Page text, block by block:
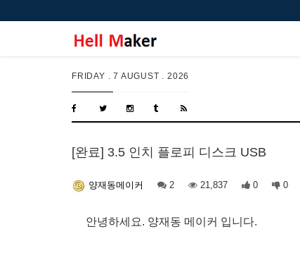
FRIDAY .7 AUGUST . 2026
[완료] 3.5 인치 플로피 디스크 USB
양재동메이커 2 21,837 0 0
안녕하세요. 양재동 메이커 입니다.